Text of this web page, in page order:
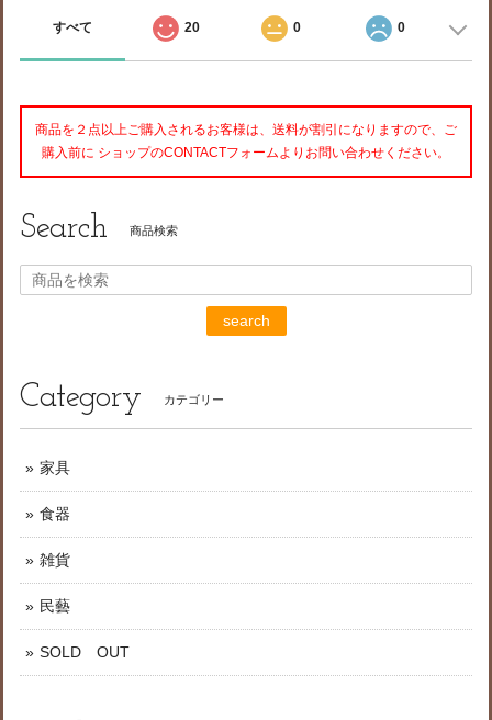
すべて 20 0 0
商品を２点以上ご購入されるお客様は、送料が割引になりますので、ご
購入前に ショップのCONTACTフォームよりお問い合わせください。
Search 商品検索
search
Category カテゴリー
家具
食器
雑貨
民藝
SOLD OUT